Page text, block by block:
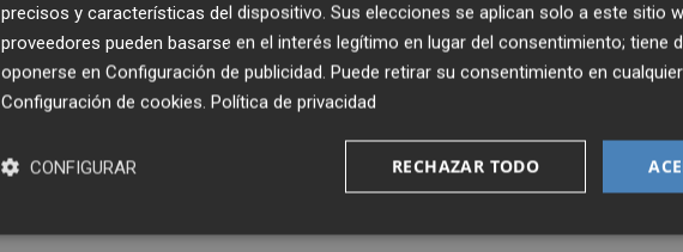
Barrachina resalta que el PP suma 37.000 votos y es
ganador de las elecciones en Castellón"
precisos y características del dispositivo. Sus elecciones se aplican solo a este sitio
proveedores pueden basarse en el interés legítimo en lugar del consentimiento; tiene
oponerse en Configuración de publicidad. Puede retirar su consentimiento en
Configuración de cookies. Política de privacidad
RECHAZAR TODO
CONFIGURAR